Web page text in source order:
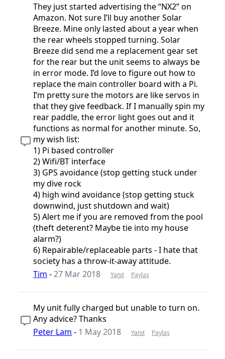
They just started advertising the “NX2” on
Amazon. Not sure I’ll buy another Solar
Breeze. Mine only lasted about a year when
the rear wheels stopped turning. Solar
Breeze did send me a replacement gear set
for the rear but the unit seems to always be
in error mode. I’d love to figure out how to
replace the main controller board with a Pi.
I’m pretty sure the motors are like servos in
that they give feedback. If I manually spin my
rear paddle, the error light goes out and it
functions as normal for another minute. So,
my wish list:
1) Pi based controller
2) Wifi/BT interface
3) GPS avoidance (stop getting stuck under
my dive rock
4) high wind avoidance (stop getting stuck
downwind, just shutdown and wait)
5) Alert me if you are removed from the pool
(theft deterent? Maybe tie into my house
alarm?)
6) Repairable/replaceable parts - I hate that
society has a throw-it-away attitude.
Tim -27 Mar 2018 Yanıt Paylaş
My unit fully charged but unable to turn on.
Any advice? Thanks
Peter Lam - 1 May 2018 Yanıt Paylaş